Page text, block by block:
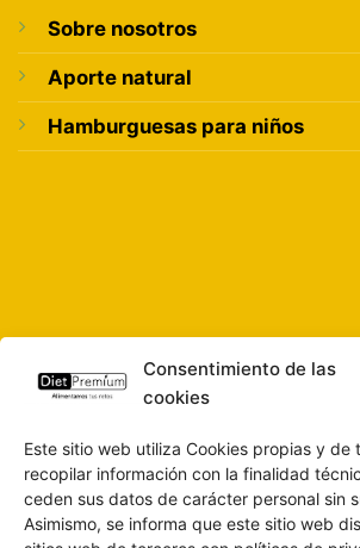
Consentimiento de las
cookies
Este sitio web utiliza Cookies propias y de
recopilar información con la finalidad
ceden sus datos de carácter personal sin
Asimismo, se informa que este sitio web
Sobre nosotros
Aporte natural
Hamburguesas para niños